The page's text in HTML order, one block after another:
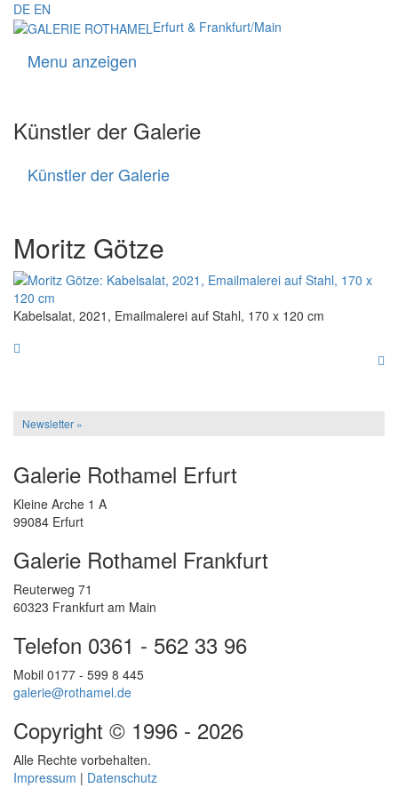
DE EN
Erfurt & Frankfurt/Main
Menu anzeigen
Künstler der Galerie
Künstler der Galerie
Moritz Götze
Kabelsalat, 2021, Emailmalerei auf Stahl, 170 x 120 cm
Newsletter »
Galerie Rothamel Erfurt
Kleine Arche 1 A
99084 Erfurt
Galerie Rothamel Frankfurt
Reuterweg 71
60323 Frankfurt am Main
Telefon 0361 - 562 33 96
Mobil 0177 - 599 8 445
galerie@rothamel.de
Copyright © 1996 - 2026
Alle Rechte vorbehalten.
Impressum | Datenschutz